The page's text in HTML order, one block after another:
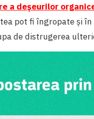
a deșeurilor
pot fi îngropate și
de distrugerea